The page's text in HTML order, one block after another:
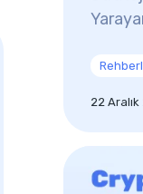
22